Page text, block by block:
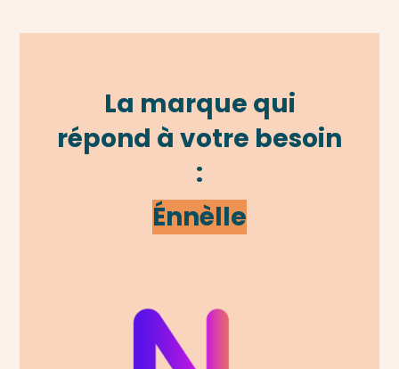
La marque qui
répond à votre besoin
:
Énnèlle